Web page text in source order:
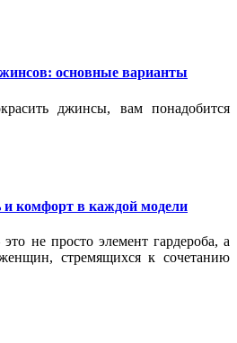
основные варианты
джинсы, вам понадобится
комфорт в каждой модели
не просто элемент гардероба, а
стремящихся к сочетанию